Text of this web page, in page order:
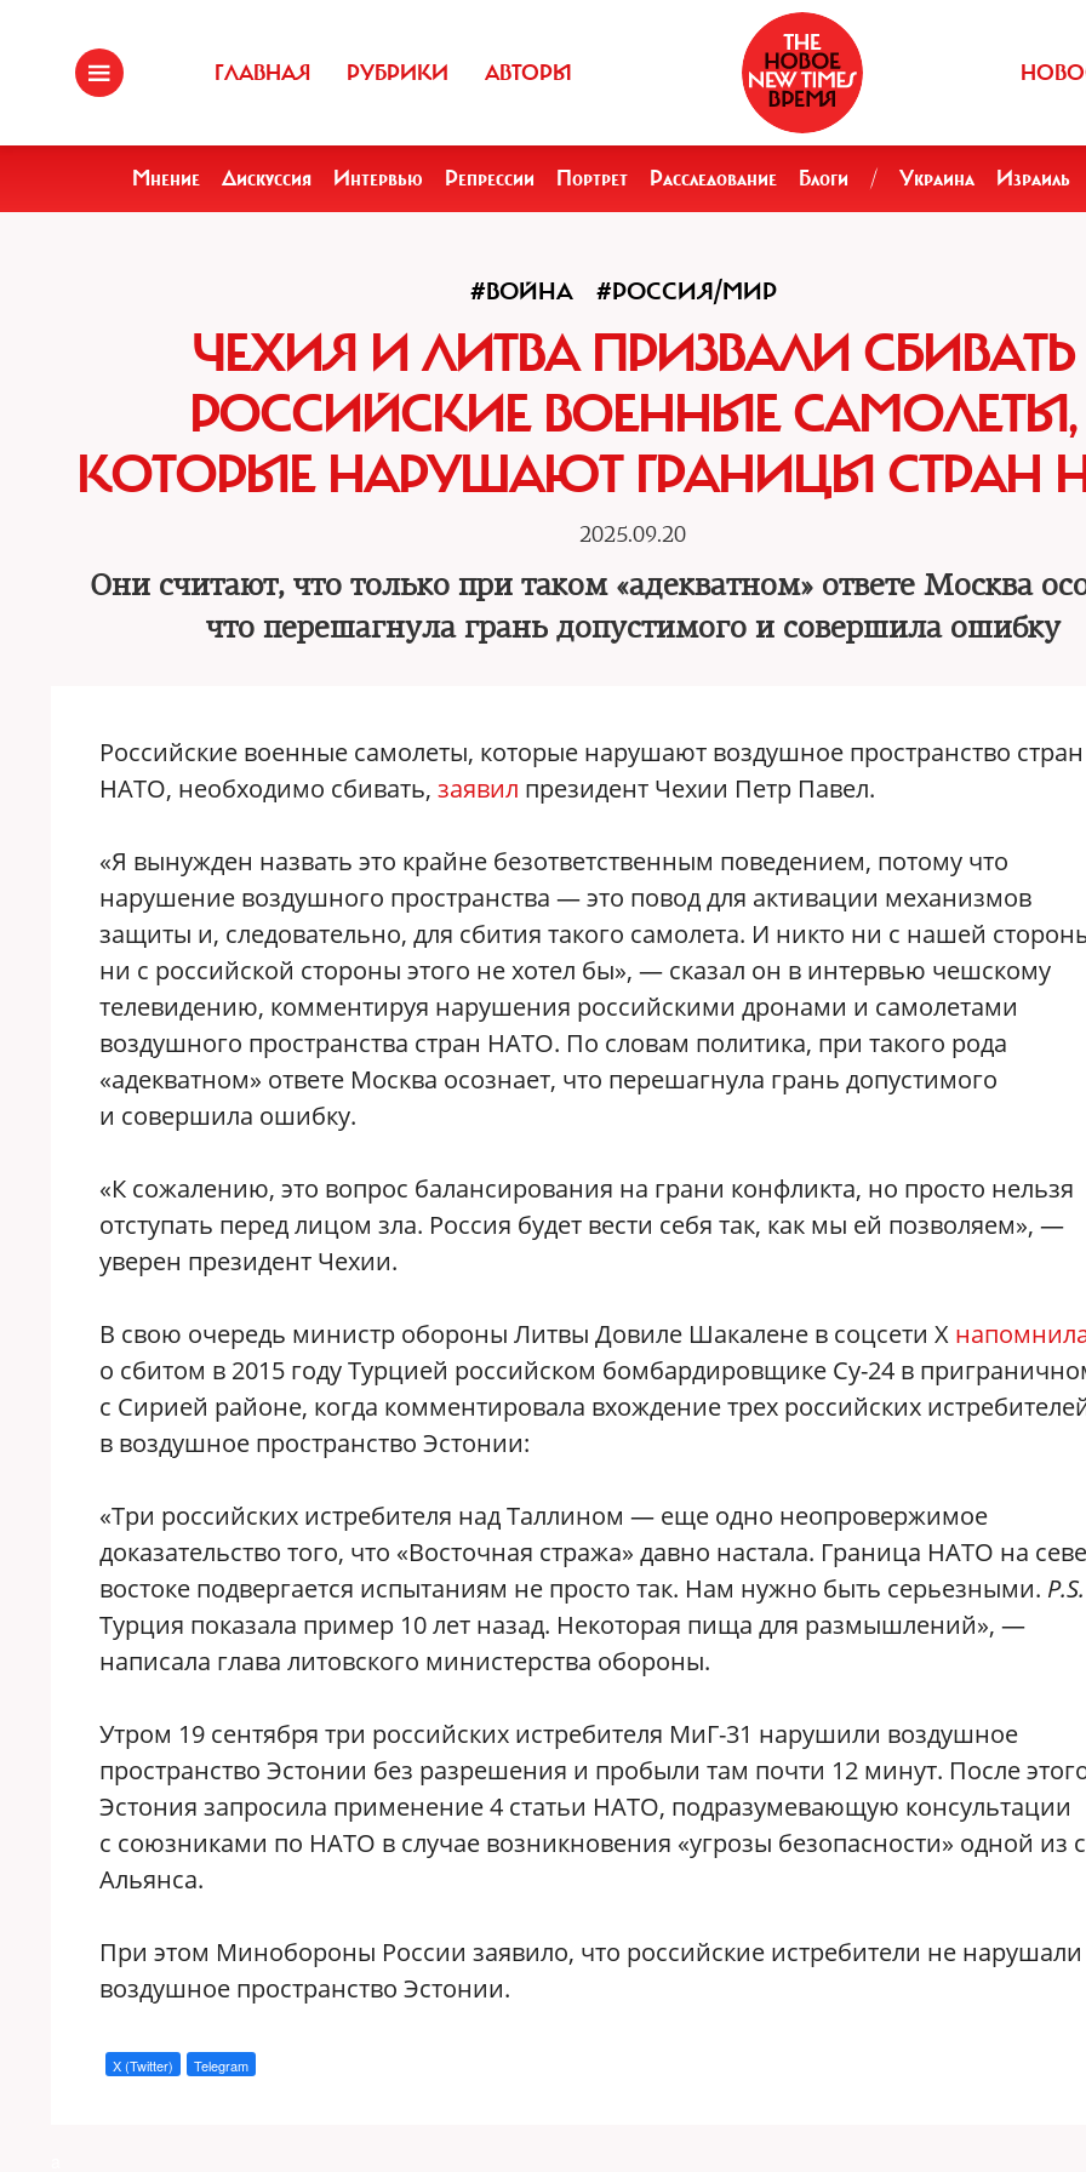
ГЛАВНАЯ РУБРИКИ АВТОРЫ
Мнение Дискуссия Интервью Репрессии Портрет Расследование Блоги / Украина Израиль
#ВОЙНА #РОССИЯ/МИР
ЧЕХИЯ И ЛИТВА ПРИЗВАЛИ СБИВАТЬ
РОССИЙСКИЕ ВОЕННЫЕ САМОЛЕТЫ,
КОТОРЫЕ НАРУШАЮТ ГРАНИЦЫ СТРАН
2025.09.20
Они считают, что только при таком «адекватном» ответе Москва
что перешагнула грань допустимого и совершила ошибку
Российские военные самолеты, которые нарушают воздушное пространство стран
НАТО, необходимо сбивать, заявил президент Чехии Петр Павел.
«Я вынужден назвать это крайне безответственным поведением, потому что
нарушение воздушного пространства — это повод для активации механизмов
защиты и, следовательно, для сбития такого самолета. И никто ни с нашей
ни с российской стороны этого не хотел бы», — сказал он в интервью чешскому
телевидению, комментируя нарушения российскими дронами и самолетами
воздушного пространства стран НАТО. По словам политика, при такого рода
«адекватном» ответе Москва осознает, что перешагнула грань допустимого
и совершила ошибку.
«К сожалению, это вопрос балансирования на грани конфликта, но просто нельзя
отступать перед лицом зла. Россия будет вести себя так, как мы ей позволяем», —
уверен президент Чехии.
В свою очередь министр обороны Литвы Довиле Шакалене в соцсети X
о сбитом в 2015 году Турцией российском бомбардировщике Су-24 в
с Сирией районе, когда комментировала вхождение трех российских
в воздушное пространство Эстонии:
«Три российских истребителя над Таллином — еще одно неопровержимое
доказательство того, что «Восточная стража» давно настала. Граница НАТО на
востоке подвергается испытаниям не просто так. Нам нужно быть серьезными. P.S.
Турция показала пример 10 лет назад. Некоторая пища для размышлений», —
написала глава литовского министерства обороны.
Утром 19 сентября три российских истребителя МиГ-31 нарушили воздушное
пространство Эстонии без разрешения и пробыли там почти 12 минут. После
Эстония запросила применение 4 статьи НАТО, подразумевающую консультации
с союзниками по НАТО в случае возникновения «угрозы безопасности» одной из
Альянса.
При этом Минобороны России заявило, что российские истребители не нарушали
воздушное пространство Эстонии.
X (Twitter) Telegram